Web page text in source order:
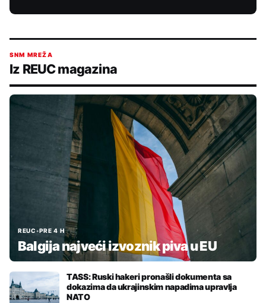
SNM MREŽA
Iz REUC magazina
REUC•PRE 4 H
Balgija najveći izvoznik piva u EU
TASS: Ruski hakeri pronašli dokumenta sa
dokazima da ukrajinskim napadima upravlja
NATO